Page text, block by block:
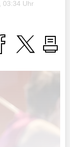
03:34 Uhr